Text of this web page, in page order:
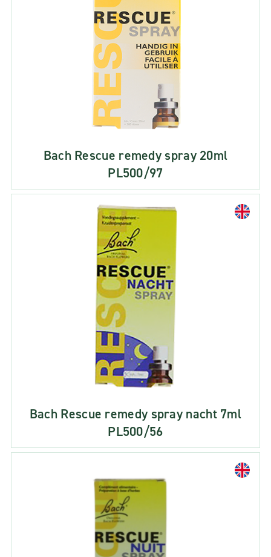
Bach Rescue remedy spray 20ml
PL500/97
Bach Rescue remedy spray nacht 7ml
PL500/56